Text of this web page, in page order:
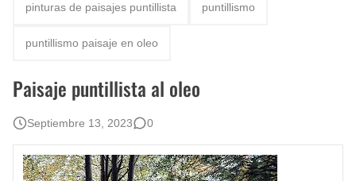
El mundo del arte en pintura surrealista
pinturas de paisajes puntillista puntillismo
puntillismo paisaje en oleo
Paisaje puntillista al oleo
Septiembre 13, 2023 0